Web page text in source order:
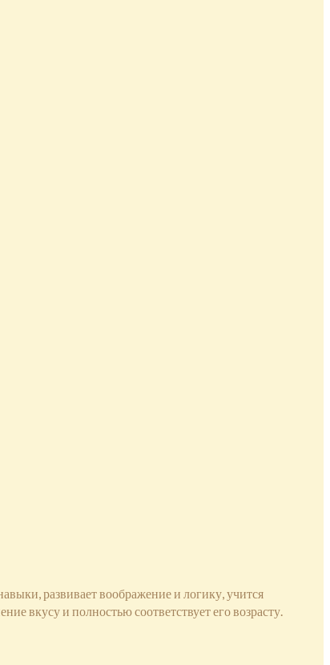
развивает воображение и логику, учится
вкусу и полностью соответствует его возрасту.